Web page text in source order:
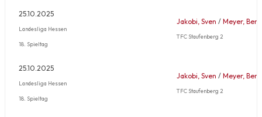
25.10.2025
Landesliga Hessen
18. Spieltag
Jakobi, Sven / Meyer,
TFC Staufenberg 2
25.10.2025
Landesliga Hessen
18. Spieltag
Jakobi, Sven / Meyer,
TFC Staufenberg 2